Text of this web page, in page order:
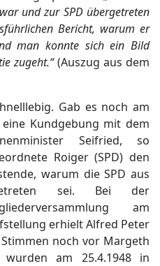
und zur SPD übergetreten
Bericht, warum er
man konnte sich ein Bild
zugeht.“(Auszug aus dem
Gab es noch am
Kundgebung mit dem
Seifried, so
Roiger (SPD) den
warum die SPD aus
sei. Bei der
am
erhielt Alfred Peter
noch vor Margeth
wurden am 25.4.1948 in